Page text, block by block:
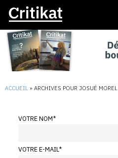
ACCUEIL » ARCHIVES POUR JOSUÉ MOREL
VOTRE NOM*
VOTRE E-MAIL*